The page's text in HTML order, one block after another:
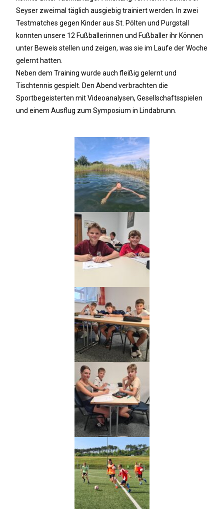
Seyser zweimal täglich ausgiebig trainiert werden. In zwei
Testmatches gegen Kinder aus St. Pölten und Purgstall
konnten unsere 12 Fußballerinnen und Fußballer ihr Können
unter Beweis stellen und zeigen, was sie im Laufe der Woche
gelernt hatten.
Neben dem Training wurde auch fleißig gelernt und
Tischtennis gespielt. Den Abend verbrachten die
Sportbegeisterten mit Videoanalysen, Gesellschaftsspielen
und einem Ausflug zum Symposium in Lindabrunn.